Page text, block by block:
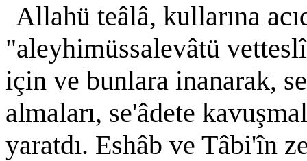
Allahü teâlâ, kullarına
"aleyhimüssalevâtü
için ve bunlara inanarak,
almaları, se'âdete
yaratdı. Eshâb ve Tâbi'în